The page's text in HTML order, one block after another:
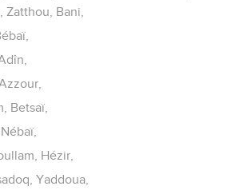
Zatthou, Bani,
Betsaï,
Hézir,
Yaddoua,